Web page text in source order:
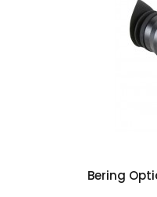
Add to
Bering